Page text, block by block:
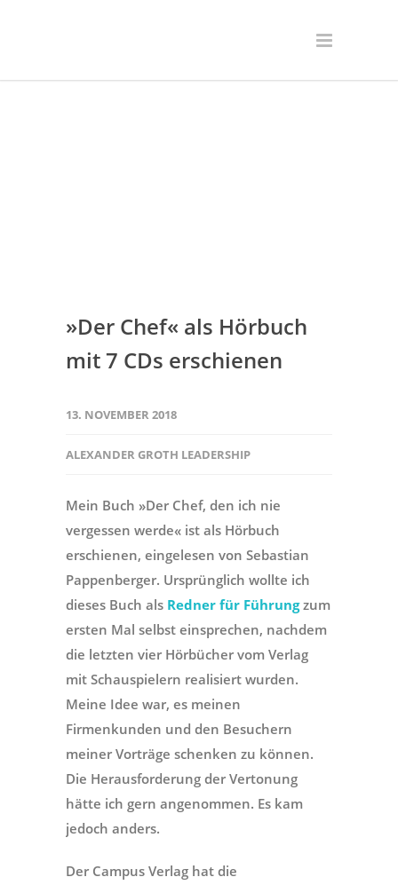
»Der Chef« als Hörbuch
mit 7 CDs erschienen
13. NOVEMBER 2018
ALEXANDER GROTH LEADERSHIP
Mein Buch »Der Chef, den ich nie
vergessen werde« ist als Hörbuch
erschienen, eingelesen von Sebastian
Pappenberger. Ursprünglich wollte ich
dieses Buch als Redner für Führungzum
ersten Mal selbst einsprechen, nachdem
die letzten vier Hörbücher vom Verlag
mit Schauspielern realisiert wurden.
Meine Idee war, es meinen
Firmenkunden und den Besuchern
meiner Vorträge schenken zu können.
Die Herausforderung der Vertonung
hätte ich gern angenommen. Es kam
jedoch anders.
Der Campus Verlag hat die